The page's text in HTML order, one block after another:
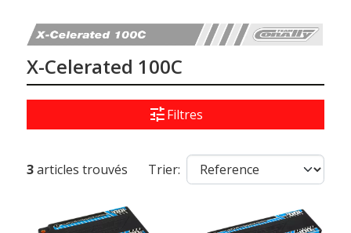
X-Celerated 100C
tuneFiltres
3articles trouvés Trier: